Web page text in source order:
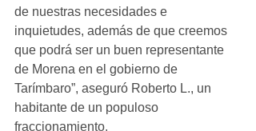
de nuestras necesidades e
inquietudes, además de que creemos
que podrá ser un buen representante
de Morena en el gobierno de
Tarímbaro”, aseguró Roberto L., un
habitante de un populoso
fraccionamiento.